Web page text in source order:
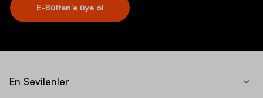
E-Bülten’e üye ol
En Sevilenler